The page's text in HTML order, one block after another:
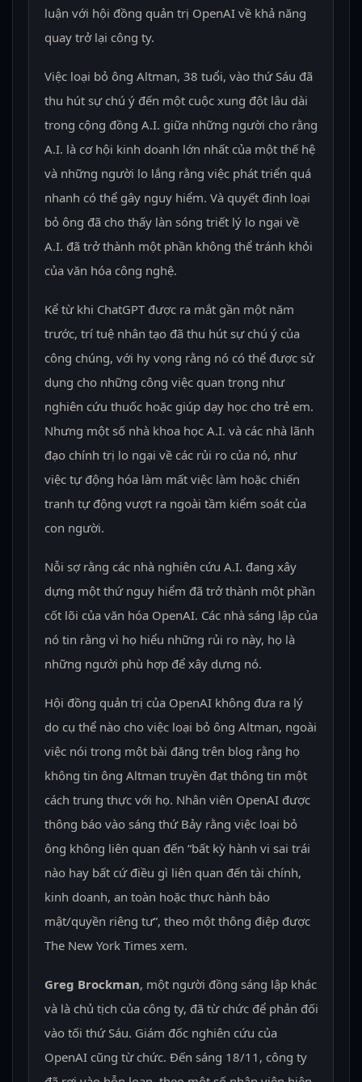
luận với hội đồng quản trị OpenAI về khả năng
quay trở lại công ty.
Việc loại bỏ ông Altman, 38 tuổi, vào thứ Sáu đã
thu hút sự chú ý đến một cuộc xung đột lâu dài
trong cộng đồng A.I. giữa những người cho rằng
A.I. là cơ hội kinh doanh lớn nhất của một thế hệ
và những người lo lắng rằng việc phát triển quá
nhanh có thể gây nguy hiểm. Và quyết định loại
bỏ ông đã cho thấy làn sóng triết lý lo ngại về
A.I. đã trở thành một phần không thể tránh khỏi
của văn hóa công nghệ.
Kể từ khi ChatGPT được ra mắt gần một năm
trước, trí tuệ nhân tạo đã thu hút sự chú ý của
công chúng, với hy vọng rằng nó có thể được sử
dụng cho những công việc quan trọng như
nghiên cứu thuốc hoặc giúp dạy học cho trẻ em.
Nhưng một số nhà khoa học A.I. và các nhà lãnh
đạo chính trị lo ngại về các rủi ro của nó, như
việc tự động hóa làm mất việc làm hoặc chiến
tranh tự động vượt ra ngoài tầm kiểm soát của
con người.
Nỗi sợ rằng các nhà nghiên cứu A.I. đang xây
dựng một thứ nguy hiểm đã trở thành một phần
cốt lõi của văn hóa OpenAI. Các nhà sáng lập của
nó tin rằng vì họ hiểu những rủi ro này, họ là
những người phù hợp để xây dựng nó.
Hội đồng quản trị của OpenAI không đưa ra lý
do cụ thể nào cho việc loại bỏ ông Altman, ngoài
việc nói trong một bài đăng trên blog rằng họ
không tin ông Altman truyền đạt thông tin một
cách trung thực với họ. Nhân viên OpenAI được
thông báo vào sáng thứ Bảy rằng việc loại bỏ
ông không liên quan đến “bất kỳ hành vi sai trái
nào hay bất cứ điều gì liên quan đến tài chính,
kinh doanh, an toàn hoặc thực hành bảo
mật/quyền riêng tư”, theo một thông điệp được
The New York Times xem.
Greg Brockman, một người đồng sáng lập khác
và là chủ tịch của công ty, đã từ chức để phản đối
vào tối thứ Sáu. Giám đốc nghiên cứu của
OpenAI cũng từ chức. Đến sáng 18/11, công ty